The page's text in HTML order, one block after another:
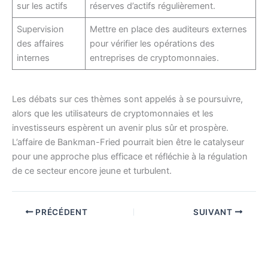
sur les actifs
réserves d’actifs régulièrement.
Supervision
des affaires
internes
Mettre en place des auditeurs externes
pour vérifier les opérations des
entreprises de cryptomonnaies.
Les débats sur ces thèmes sont appelés à se poursuivre,
alors que les utilisateurs de cryptomonnaies et les
investisseurs espèrent un avenir plus sûr et prospère.
L’affaire de Bankman-Fried pourrait bien être le catalyseur
pour une approche plus efficace et réfléchie à la régulation
de ce secteur encore jeune et turbulent.
PRÉCÉDENT SUIVANT